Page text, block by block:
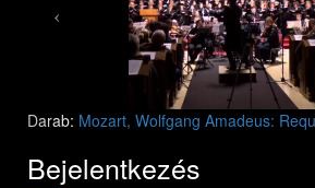
Darab: Mozart, Wolfgang Amadeus:
Bejelentkezés